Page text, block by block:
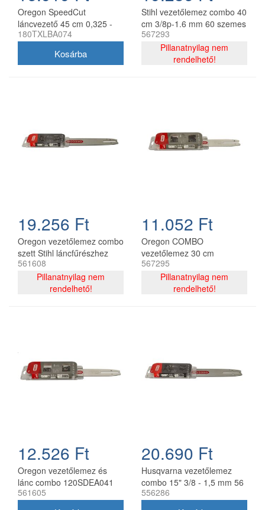
Oregon SpeedCut
láncvezető 45 cm 0,325 -
1,3 mm 68 szem Stihl
180TXLBA074
Stihl vezetőlemez combo 40
cm 3/8p-1.6 mm 60 szemes
lánccal, Oregon
75DPX060E, 2 db lánc
567293
Pillanatnyilag nem
rendelhető!
19.256 Ft
Oregon vezetőlemez combo
szett Stihl láncfűrészhez
325 - 1,6 mm 40 cm 67
szemes
561608
Pillanatnyilag nem
rendelhető!
11.052 Ft
Oregon COMBO
vezetőlemez 30 cm
120SDEA074 + 2 db
91P044E lánc 3/8P 1.3 mm
44 szemes
567295
Pillanatnyilag nem
rendelhető!
12.526 Ft
Oregon vezetőlemez és
lánc combo 120SDEA041
30 cm 3/8 1,3 mm 2x
561605
20.690 Ft
Husqvarna vezetőlemez
combo 15" 3/8 - 1,5 mm 56
szemes 2 db Oregon
556286